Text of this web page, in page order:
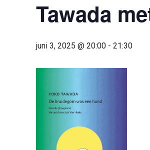
Tawada
juni 3, 2025 @ 20:00 - 21:30